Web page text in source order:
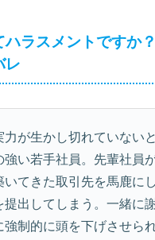
ハラスメントですか
レ
力が生かし切れていない
強い若手社員。先輩社員
いてきた取引先を馬鹿に
提出してしまう。一緒に
強制的に頭を下げさせら